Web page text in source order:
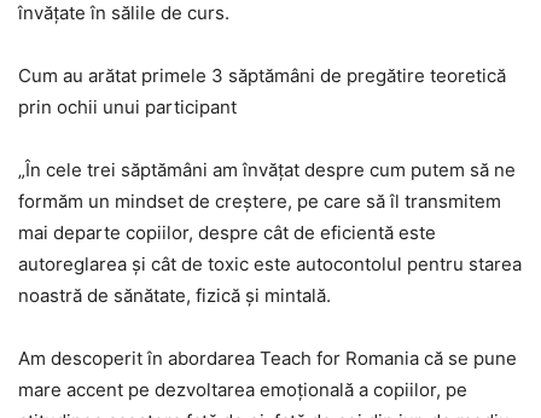
învăţate în sălile de curs.
Cum au arătat primele 3 săptămâni de pregătire teoretică
prin ochii unui participant
„În cele trei săptămâni am învăţat despre cum putem să ne
formăm un mindset de creştere, pe care să îl transmitem
mai departe copiilor, despre cât de eficientă este
autoreglarea şi cât de toxic este autocontolul pentru starea
noastră de sănătate, fizică şi mintală.
Am descoperit în abordarea Teach for Romania că se pune
mare accent pe dezvoltarea emoţională a copiilor, pe